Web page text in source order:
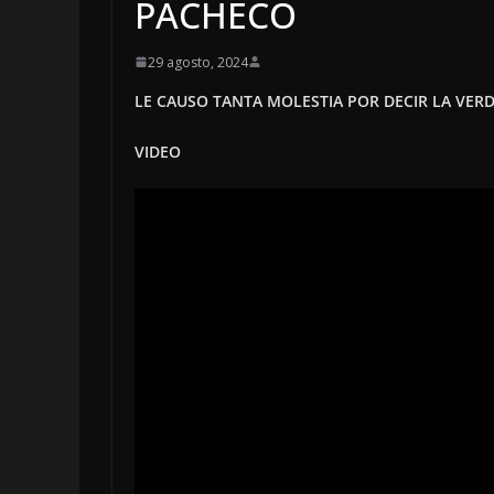
PACHECO
29 agosto, 2024
LE CAUSO TANTA MOLESTIA POR DECIR LA
VIDEO